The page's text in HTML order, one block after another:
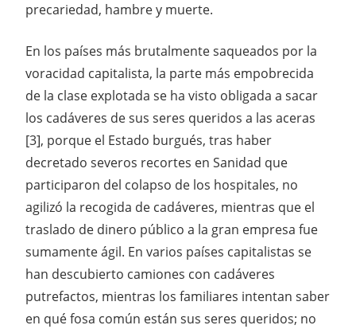
precariedad, hambre y muerte.
En los países más brutalmente saqueados por la
voracidad capitalista, la parte más empobrecida
de la clase explotada se ha visto obligada a sacar
los cadáveres de sus seres queridos a las aceras
[3], porque el Estado burgués, tras haber
decretado severos recortes en Sanidad que
participaron del colapso de los hospitales, no
agilizó la recogida de cadáveres, mientras que el
traslado de dinero público a la gran empresa fue
sumamente ágil. En varios países capitalistas se
han descubierto camiones con cadáveres
putrefactos, mientras los familiares intentan saber
en qué fosa común están sus seres queridos; no